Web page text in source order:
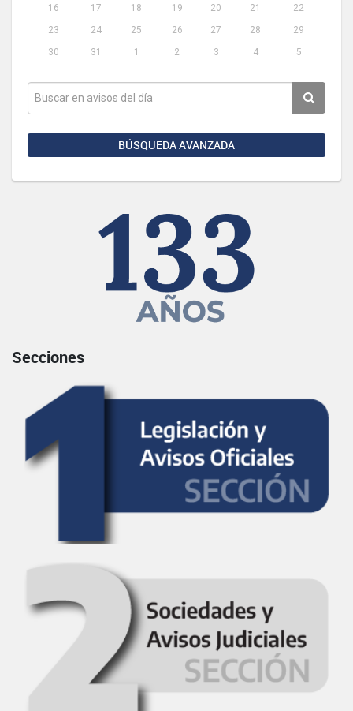
16
17 18 19 20 21
22
23
24 25 26 27 28
29
30
31 1 2 3 4 5
BÚSQUEDA AVANZADA
Secciones